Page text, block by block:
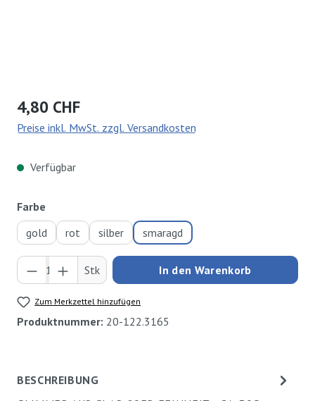
Regulärer Preis:
4,80 CHF
Preise inkl. MwSt. zzgl. Versandkosten
Verfügbar
Farbe
gold
rot silber smaragd
Produkt Anzahl: Gib den gewünschten Wert
Stk In den Warenkorb
Zum Merkzettel hinzufügen
Produktnummer: 20-122.3165
BESCHREIBUNG